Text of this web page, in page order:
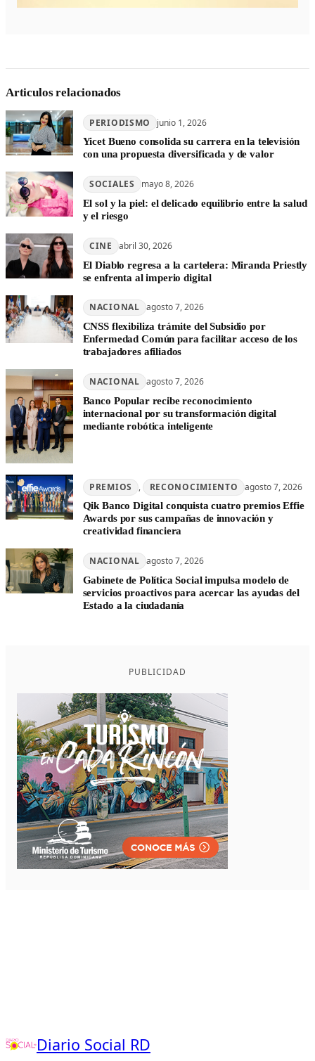
Articulos relacionados
PERIODISMO junio 1, 2026
Yicet Bueno consolida su carrera en la televisión
con una propuesta diversificada y de valor
SOCIALES mayo 8, 2026
El sol y la piel: el delicado equilibrio entre la salud
y el riesgo
CINE abril 30, 2026
El Diablo regresa a la cartelera: Miranda Priestly
se enfrenta al imperio digital
NACIONAL agosto 7, 2026
CNSS flexibiliza trámite del Subsidio por
Enfermedad Común para facilitar acceso de los
trabajadores afiliados
NACIONAL agosto 7, 2026
Banco Popular recibe reconocimiento
internacional por su transformación digital
mediante robótica inteligente
PREMIOS , RECONOCIMIENTO agosto 7, 2026
Qik Banco Digital conquista cuatro premios Effie
Awards por sus campañas de innovación y
creatividad financiera
NACIONAL agosto 7, 2026
Gabinete de Política Social impulsa modelo de
servicios proactivos para acercar las ayudas del
Estado a la ciudadanía
PUBLICIDAD
Diario Social RD